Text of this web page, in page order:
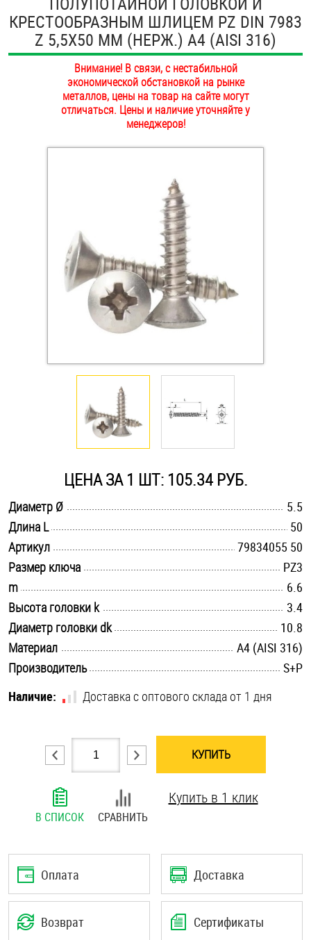
ОПЛАТА И ДОСТАВКА
НАШИ МАГАЗИНЫ
Втулки
Гайки
Дюбели
Дюймовый крепёж
Крюки, кольца с метрической резьбой
Крюки, кольца с шурупной резьбой
Саморезы и шурупы
Такелаж
Хомуты
Шайбы
Шпильки
Шплинты
Штифты и пальцы
КРЕСТООБРАЗНЫМ ШЛИЦЕМ PZ DIN 7983
Z 5,5Х50 ММ (НЕРЖ.) A4 (AISI 316)
Внимание! В связи, с нестабильной
экономической обстановкой на рынке
металлов, цены на товар на сайте могут
отличаться. Цены и наличие уточняйте у
менеджеров!
ЦЕНА ЗА 1 ШТ: 105.34 РУБ.
Диаметр Ø
5.5
Длина L
50
Артикул
79834055 50
Размер ключа
PZ3
m
6.6
Высота головки k
3.4
Диаметр головки dk
10.8
Материал
A4 (AISI 316)
Производитель
S+P
Наличие:
Доставка с оптового склада от 1 дня
КУПИТЬ
В СПИСОК СРАВНИТЬ
Купить в 1 клик
Оплата Доставка
Возврат Сертификаты